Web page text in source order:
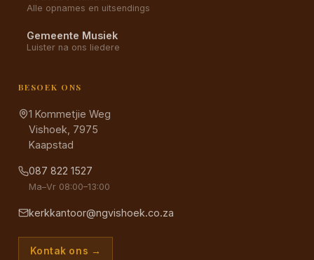
Alle opnames en uitsendings
Gemeente Musiek
Luister na ons liedere
BESOEK ONS
1 Kommetjie Weg
Vishoek, 7975
Kaapstad
087 822 1527
Ma–Vr 08:00–13:00
kerkkantoor@ngvishoek.co.za
Kontak ons →